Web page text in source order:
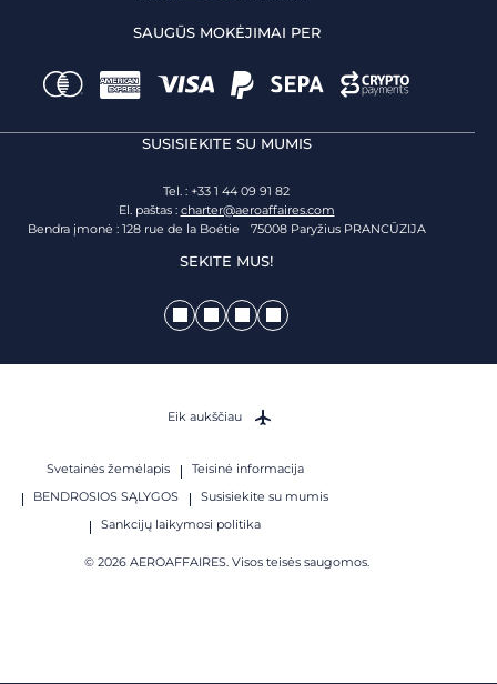
SAUGŪS MOKĖJIMAI PER
SUSISIEKITE SU MUMIS
Tel. : +33 1 44 09 91 82
El. paštas : charter@aeroaffaires.com
Bendra įmonė : 128 rue de la Boétie 75008 Paryžius PRANCŪZIJA
SEKITE MUS!
Svetainės žemėlapis
Teisinė informacija
BENDROSIOS SĄLYGOS
Susisiekite su mumis
Sankcijų laikymosi politika
© 2026 AEROAFFAIRES. Visos teisės saugomos.
Eik aukščiau